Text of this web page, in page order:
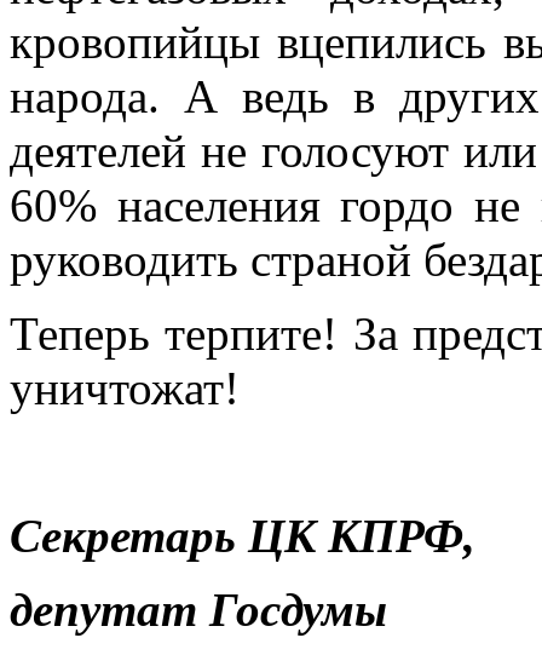
кровопийцы вцепились
народа. А ведь в
деятелей не голосуют
60% населения гордо
руководить страной
Теперь терпите! За
уничтожат!
Секретарь ЦК КПРФ,
депутат Госдумы